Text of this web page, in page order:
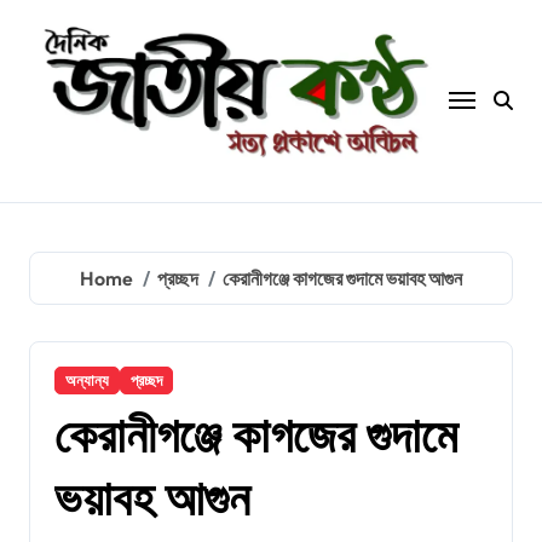
content
Home প্রচ্ছদ কেরানীগঞ্জে কাগজের গুদামে ভয়াবহ আগুন
অন্যান্য প্রচ্ছদ
কেরানীগঞ্জে কাগজের গুদামে
ভয়াবহ আগুন